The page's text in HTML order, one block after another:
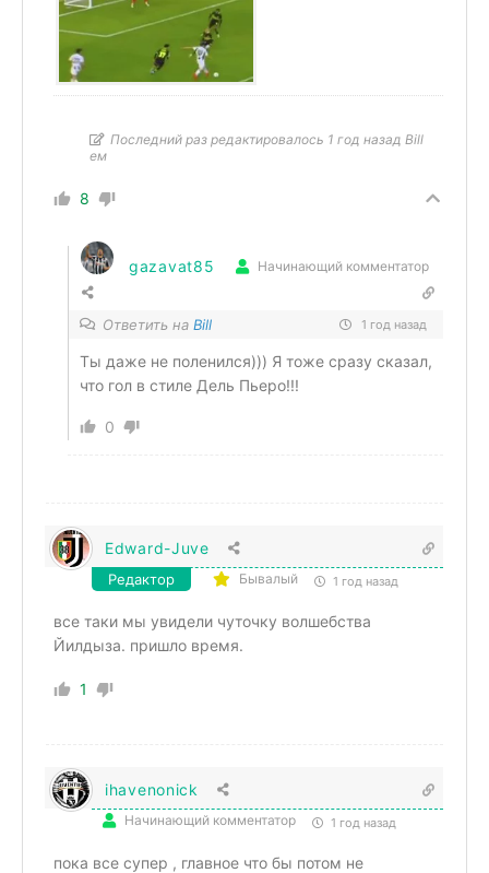
Последний раз редактировалось 1 год назад Bill
ем
8
gazavat85 Начинающий комментатор
Ответить на Bill 1 год назад
Ты даже не поленился))) Я тоже сразу сказал,
что гол в стиле Дель Пьеро!!!
0
Edward-Juve
Редактор Бывалый 1 год назад
все таки мы увидели чуточку волшебства
Йилдыза. пришло время.
1
ihavenonick
Начинающий комментатор 1 год назад
пока все супер , главное что бы потом не